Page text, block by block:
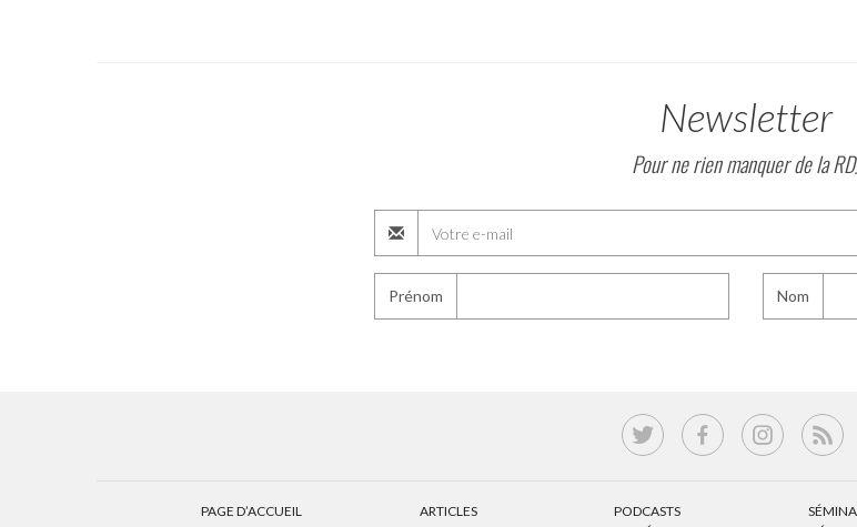
Newsletter
Pour ne rien manquer de la
Prénom Nom
PAGE D’ACCUEIL
ARTICLES
PODCASTS